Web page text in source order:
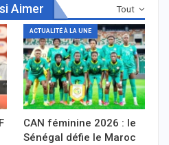
Tout
Aimer
ACTUALITÉ À LA UNE
CAN féminine 2026 : le
Sénégal défie le Maroc